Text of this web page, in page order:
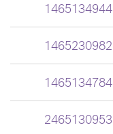
1465134944
1465230982
1465134784
2465130953